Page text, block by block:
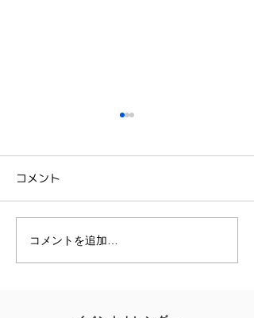
【開催レポート】思考の
限界を突破する4日間 ―
コメント
コメントを追加…